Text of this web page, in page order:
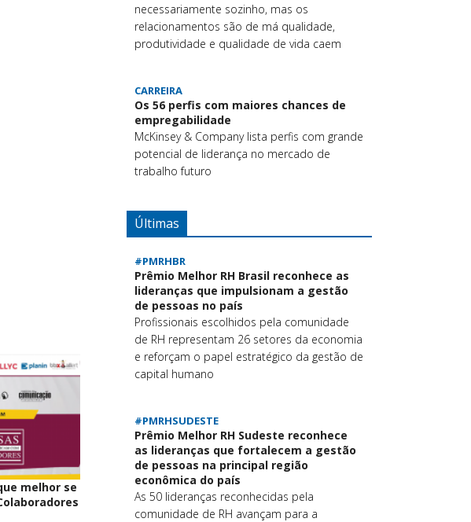
melhor se
necessariamente sozinho, mas os
relacionamentos são de má qualidade,
produtividade e qualidade de vida caem
CARREIRA
Os 56 perfis com maiores chances de
empregabilidade
McKinsey & Company lista perfis com grande
potencial de liderança no mercado de
trabalho futuro
Últimas
#PMRHBR
Prêmio Melhor RH Brasil reconhece as
lideranças que impulsionam a gestão
de pessoas no país
Profissionais escolhidos pela comunidade
de RH representam 26 setores da economia
e reforçam o papel estratégico da gestão de
capital humano
#PMRHSUDESTE
Prêmio Melhor RH Sudeste reconhece
as lideranças que fortalecem a gestão
de pessoas na principal região
econômica do país
As 50 lideranças reconhecidas pela
comunidade de RH avançam para a